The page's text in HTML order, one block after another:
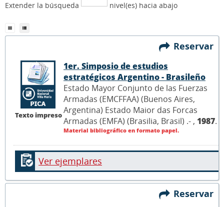
Extender la búsqueda nivel(es) hacia abajo
Reservar
Texto impreso
1er. Simposio de estudios
estratégicos Argentino - Brasileño
Estado Mayor Conjunto de las Fuerzas
Armadas (EMCFFAA) (Buenos Aires,
Argentina) Estado Maior das Forcas
Armadas (EMFA) (Brasilia, Brasil) .- , 1987.
Material bibliográfico en formato papel.
Ver ejemplares
Reservar